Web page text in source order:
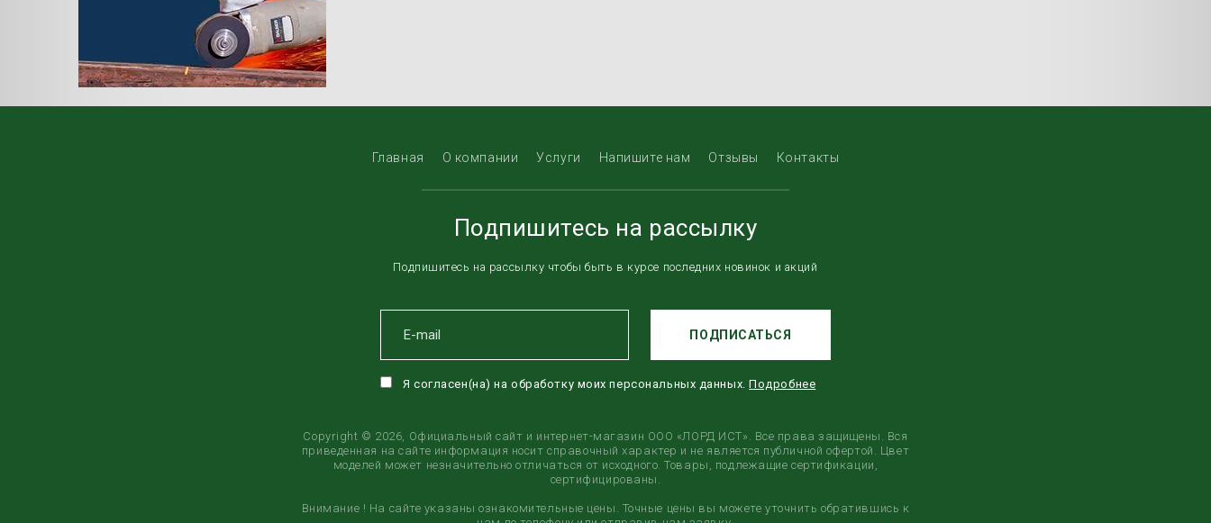
Главная О компании Услуги Напишите нам Отзывы Контакты
Подпишитесь на рассылку
Подпишитесь на рассылку чтобы быть в курсе последних новинок и акций
Я согласен(на) на обработку моих персональных данных.Подробнее
ПОДПИСАТЬСЯ
Copyright © 2026, Официальный сайт и интернет-магазин ООО «ЛОРД ИСТ». Все права защищены. Вся
приведенная на сайте информация носит справочный характер и не является публичной офертой. Цвет
моделей может незначительно отличаться от исходного. Товары, подлежащие сертификации,
сертифицированы.
Внимание ! На сайте указаны ознакомительные цены. Точные цены вы можете уточнить обратившись к